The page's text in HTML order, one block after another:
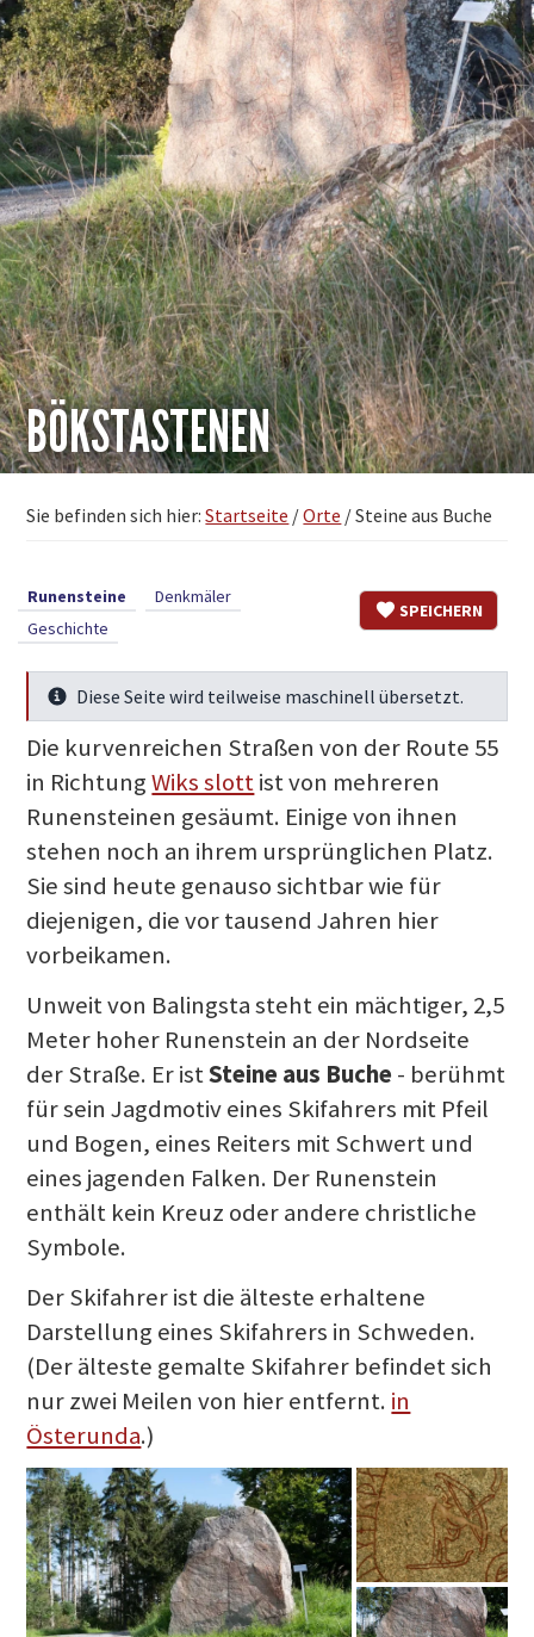
BÖKSTASTENEN
Sie befinden sich hier:Startseite /Orte /Steine aus Buche
SPEICHERN
Runensteine
Denkmäler
Geschichte
Mehr Infos
Diese Seite wird teilweise maschinell übersetzt.
Die kurvenreichen Straßen von der Route 55
in RichtungWiks slottist von mehreren
Runensteinen gesäumt. Einige von ihnen
stehen noch an ihrem ursprünglichen Platz.
Sie sind heute genauso sichtbar wie für
diejenigen, die vor tausend Jahren hier
vorbeikamen.
Unweit von Balingsta steht ein mächtiger, 2,5
Meter hoher Runenstein an der Nordseite
der Straße. Er istSteine aus Buche - berühmt
für sein Jagdmotiv eines Skifahrers mit Pfeil
und Bogen, eines Reiters mit Schwert und
eines jagenden Falken. Der Runenstein
enthält kein Kreuz oder andere christliche
Symbole.
Der Skifahrer ist die älteste erhaltene
Darstellung eines Skifahrers in Schweden.
(Der älteste gemalte Skifahrer befindet sich
nur zwei Meilen von hier entfernt. in
Österunda.)